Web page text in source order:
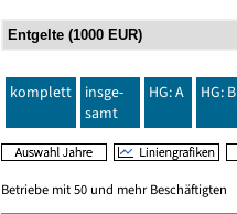
komplett
insge-
samt
HG: A HG: B
Betriebe mit 50 und mehr Beschäftigten